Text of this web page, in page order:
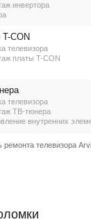
инвертора
CON
телевизора
платы T-CON
телевизора
ТВ-тюнера
внутренних
ремонта телевизора